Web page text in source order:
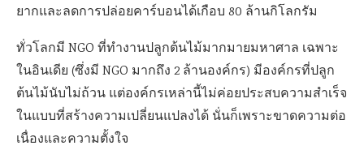
ยากและลดการปล่อยคาร์บอนได้เกือบ 80 ล้านกิโลกรัม
ทั่วโลกมี NGO ที่ทำงานปลูกต้นไม้มากมายมหาศาล เฉพาะ
ในอินเดีย (ซึ่งมี NGO มากถึง 2 ล้านองค์กร) มีองค์กรที่ปลูก
ต้นไม้นับไม่ถ้วน แต่องค์กรเหล่านี้ไม่ค่อยประสบความสำเร็จ
ในแบบที่สร้างความเปลี่ยนแปลงได้ นั่นก็เพราะขาดความต่อ
เนื่องและความตั้งใจ